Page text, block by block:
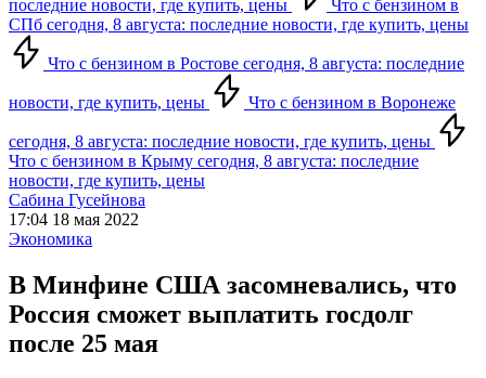
последние новости, где купить, цены
Что с бензином в
СПб сегодня, 8 августа: последние новости, где купить, цены
Что с бензином в Ростове сегодня, 8 августа: последние
новости, где купить, цены Что с бензином в Воронеже
сегодня, 8 августа: последние новости, где купить, цены
Что с бензином в Крыму сегодня, 8 августа: последние
новости, где купить, цены
Сабина Гусейнова
17:04 18 мая 2022
Экономика
В Минфине США засомневались, что
Россия сможет выплатить госдолг
после 25 мая